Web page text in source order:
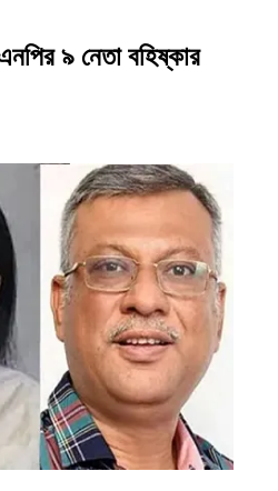
৯ নেতা বহিষ্কার